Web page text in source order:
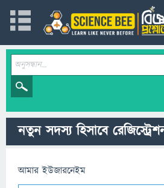
নতুন সদস্য হিসাবে
আমার ইউজারনেইম